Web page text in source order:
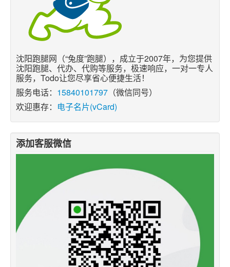
沈阳跑腿网（“兔度”跑腿），成立于2007年，为您提供
沈阳跑腿、代办、代购等服务，极速响应，一对一专人
服务，Todo让您尽享省心便捷生活！
服务电话： 15840101797 （微信同号）
欢迎惠存： 电子名片(vCard)
添加客服微信